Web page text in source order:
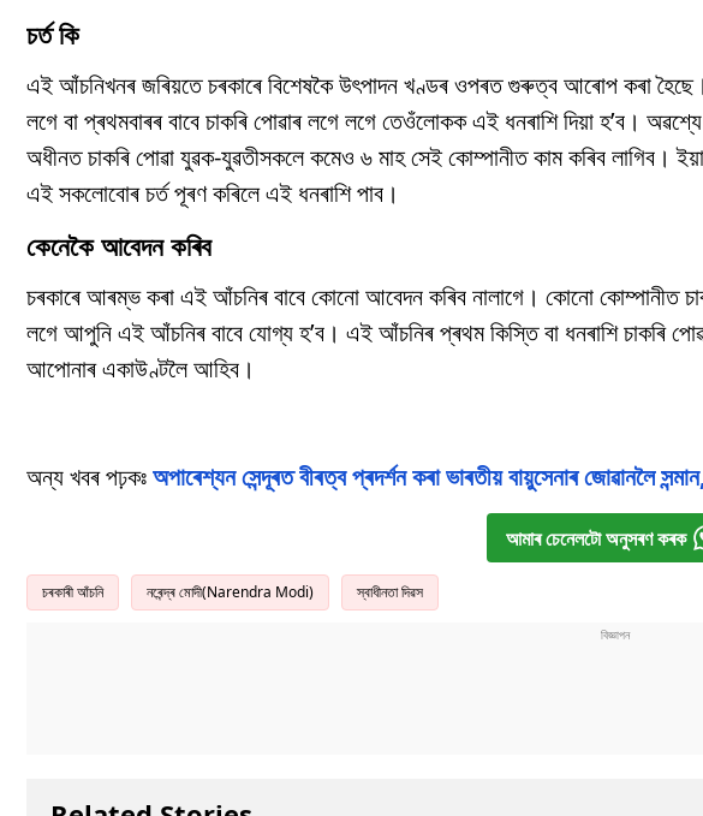
চৰ্ত কি
এই আঁচনিখনৰ জৰিয়তে চৰকাৰে বিশেষকৈ উৎপাদন খণ্ডৰ ওপৰত গুৰুত্ব আৰোপ কৰা
লগে বা প্ৰথমবাৰৰ বাবে চাকৰি পোৱাৰ লগে লগে তেওঁলোকক এই ধনৰাশি দিয়া হ’ব।
অধীনত চাকৰি পোৱা যুৱক-যুৱতীসকলে কমেও ৬ মাহ সেই কোম্পানীত কাম কৰিব লাগিব।
এই সকলোবোৰ চৰ্ত পূৰণ কৰিলে এই ধনৰাশি পাব।
কেনেকৈ আবেদন কৰিব
চৰকাৰে আৰম্ভ কৰা এই আঁচনিৰ বাবে কোনো আবেদন কৰিব নালাগে। কোনো কোম্পানীত
লগে আপুনি এই আঁচনিৰ বাবে যোগ্য হ’ব। এই আঁচনিৰ প্ৰথম কিস্তি বা ধনৰাশি চাকৰি
আপোনাৰ একাউণ্টলৈ আহিব।
অন্য খবৰ পঢ়কঃঅপাৰেশ্যন সেন্দূৰত বীৰত্ব প্ৰদৰ্শন কৰা ভাৰতীয় বায়ুসেনাৰ জোৱানলৈ
আমাৰ চেনেলটো অনুসৰণ কৰক
চৰকাৰী আঁচনি নৰেন্দ্ৰ মোদী(Narendra Modi) স্বাধীনতা দিৱস